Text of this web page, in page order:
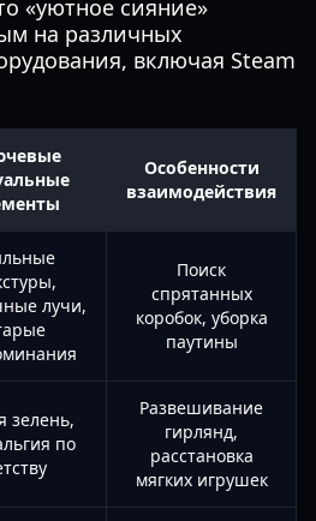
«уютное сияние»
на различных
включая Steam
Особенности
взаимодействия
лучи,
Поиск
спрятанных
коробок, уборка
паутины
зелень,
по
Развешивание
гирлянд,
расстановка
мягких игрушек